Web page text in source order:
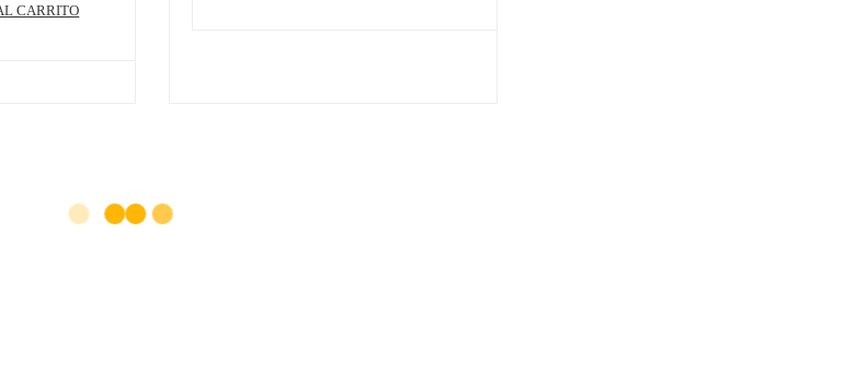
CARRITO